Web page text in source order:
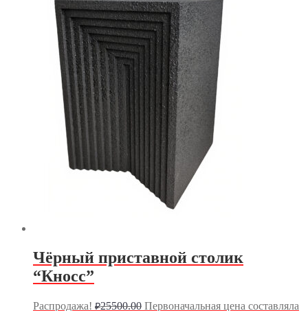
Чёрный приставной столик
“Кносс”
Распродажа! ₽25500.00 Первоначальная цена составляла